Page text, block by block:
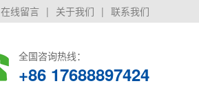
在线留言 | 关于我们 | 联系我们
全国咨询热线：
+86 17688897424